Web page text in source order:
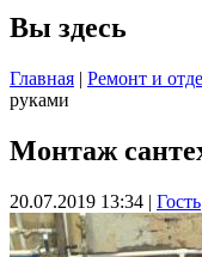
Вы здесь
Главная | Ремонт и
руками
Монтаж
20.07.2019 13:34 | Гость